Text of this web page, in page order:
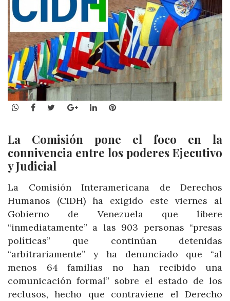
WhatsApp
Facebook
TwitterGoogle+LinkedInPinterest
La Comisión pone el foco en la
connivencia entre los poderes Ejecutivo
y Judicial
La Comisión Interamericana de Derechos
Humanos (CIDH) ha exigido este viernes al
Gobierno de Venezuela que libere
“inmediatamente” a las 903 personas “presas
políticas” que continúan detenidas
“arbitrariamente” y ha denunciado que “al
menos 64 familias no han recibido una
comunicación formal” sobre el estado de los
reclusos, hecho que contraviene el Derecho